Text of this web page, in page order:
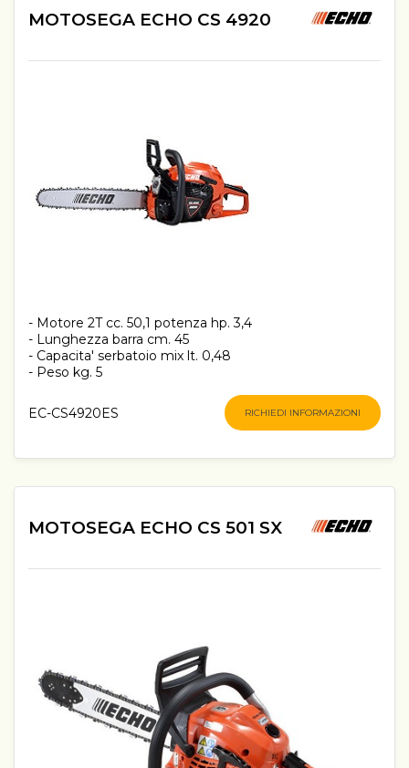
MOTOSEGA ECHO CS 4920
- Motore 2T cc. 50,1 potenza hp. 3,4
- Lunghezza barra cm. 45
- Capacita' serbatoio mix lt. 0,48
- Peso kg. 5
EC-CS4920ES RICHIEDI INFORMAZIONI
MOTOSEGA ECHO CS 501 SX